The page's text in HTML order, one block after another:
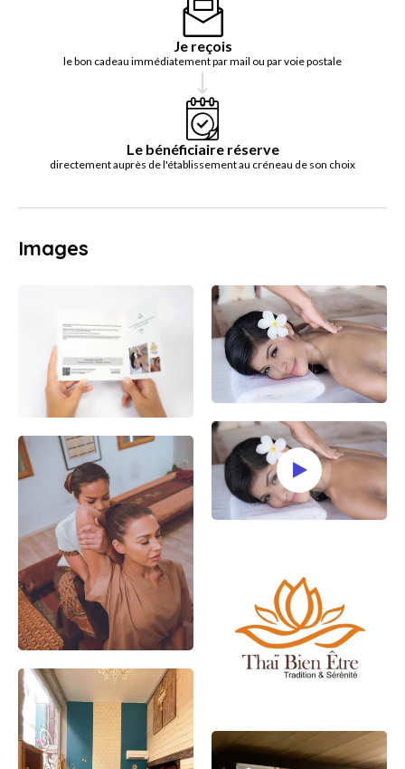
Je reçois
le bon cadeau immédiatement par mail ou par voie postale
Le bénéficiaire réserve
directement auprès de l'établissement au créneau de son choix
Images